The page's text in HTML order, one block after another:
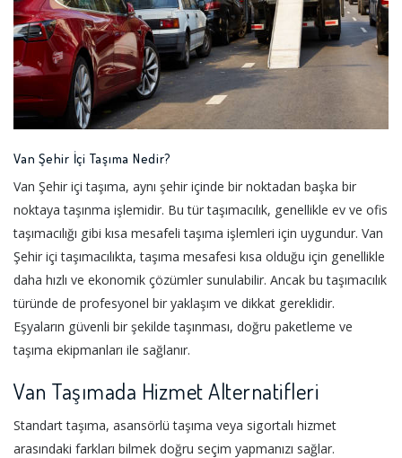
Van Şehir İçi Taşıma Nedir?
Van Şehir içi taşıma, aynı şehir içinde bir noktadan başka bir
noktaya taşınma işlemidir. Bu tür taşımacılık, genellikle ev ve ofis
taşımacılığı gibi kısa mesafeli taşıma işlemleri için uygundur. Van
Şehir içi taşımacılıkta, taşıma mesafesi kısa olduğu için genellikle
daha hızlı ve ekonomik çözümler sunulabilir. Ancak bu taşımacılık
türünde de profesyonel bir yaklaşım ve dikkat gereklidir.
Eşyaların güvenli bir şekilde taşınması, doğru paketleme ve
taşıma ekipmanları ile sağlanır.
Van Taşımada Hizmet Alternatifleri
Standart taşıma, asansörlü taşıma veya sigortalı hizmet
arasındaki farkları bilmek doğru seçim yapmanızı sağlar.